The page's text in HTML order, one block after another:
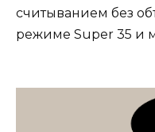
считыванием без
режиме Super 35 и